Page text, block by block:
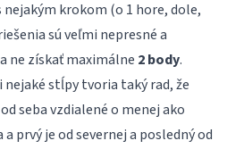
nejakým krokom (o 1 hore, dole,
sú veľmi nepresné a
ne získať maximálne 2 body.
nejaké stĺpy tvoria taký rad, že
seba vzdialené o menej ako
prvý je od severnej a posledný od